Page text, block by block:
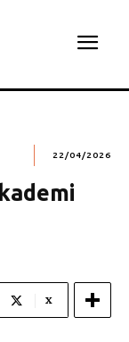
22/04/2026
X